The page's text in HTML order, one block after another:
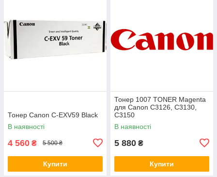
Тонер Canon C-EXV59 Black
В наявності
4 560 ₴ 5 500 ₴
Купити
Тонер 1007 TONER Magenta
для Canon C3126, C3130,
C3150
В наявності
5 880 ₴
Купити